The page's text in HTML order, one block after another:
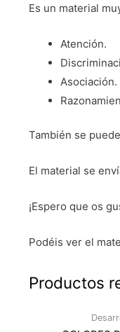
Es un material
Atención.
Asociación.
También se
El material se
¡Espero que os
Podéis ver el
Productos